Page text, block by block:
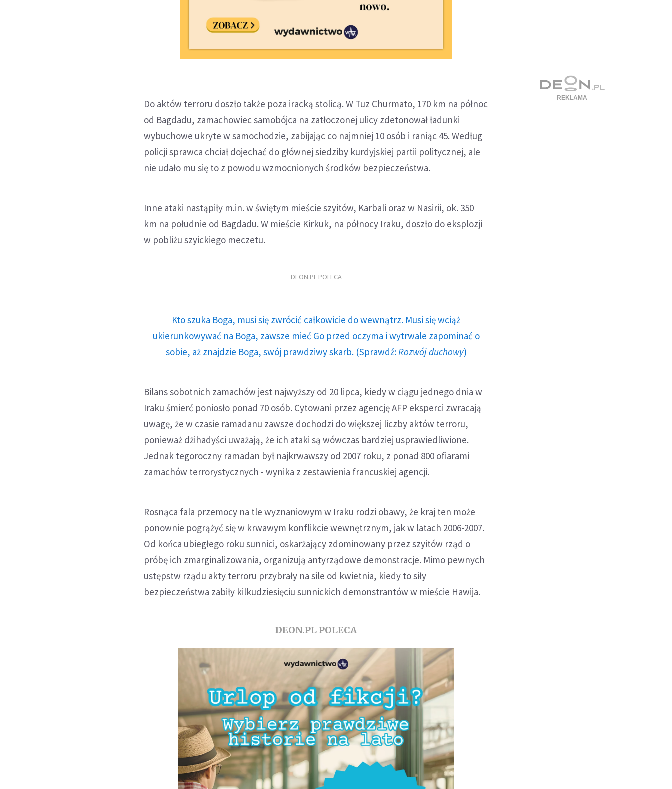
Do aktów terroru doszło także poza iracką stolicą. W Tuz Churmato, 170 km na północ
od Bagdadu, zamachowiec samobójca na zatłoczonej ulicy zdetonował ładunki
wybuchowe ukryte w samochodzie, zabijając co najmniej 10 osób i raniąc 45. Według
policji sprawca chciał dojechać do głównej siedziby kurdyjskiej partii politycznej, ale
nie udało mu się to z powodu wzmocnionych środków bezpieczeństwa.
Inne ataki nastąpiły m.in. w świętym mieście szyitów, Karbali oraz w Nasirii, ok. 350
km na południe od Bagdadu. W mieście Kirkuk, na północy Iraku, doszło do eksplozji
w pobliżu szyickiego meczetu.
DEON.PL POLECA
Kto szuka Boga, musi się zwrócić całkowicie do wewnątrz. Musi się wciąż
ukierunkowywać na Boga, zawsze mieć Go przed oczyma i wytrwale zapominać o
sobie, aż znajdzie Boga, swój prawdziwy skarb. (Sprawdź: Rozwój duchowy)
Bilans sobotnich zamachów jest najwyższy od 20 lipca, kiedy w ciągu jednego dnia w
Iraku śmierć poniosło ponad 70 osób. Cytowani przez agencję AFP eksperci zwracają
uwagę, że w czasie ramadanu zawsze dochodzi do większej liczby aktów terroru,
ponieważ dżihadyści uważają, że ich ataki są wówczas bardziej usprawiedliwione.
Jednak tegoroczny ramadan był najkrwawszy od 2007 roku, z ponad 800 ofiarami
zamachów terrorystycznych - wynika z zestawienia francuskiej agencji.
Rosnąca fala przemocy na tle wyznaniowym w Iraku rodzi obawy, że kraj ten może
ponownie pogrążyć się w krwawym konflikcie wewnętrznym, jak w latach 2006-2007.
Od końca ubiegłego roku sunnici, oskarżający zdominowany przez szyitów rząd o
próbę ich zmarginalizowania, organizują antyrządowe demonstracje. Mimo pewnych
ustępstw rządu akty terroru przybrały na sile od kwietnia, kiedy to siły
bezpieczeństwa zabiły kilkudziesięciu sunnickich demonstrantów w mieście Hawija.
DEON.PL POLECA